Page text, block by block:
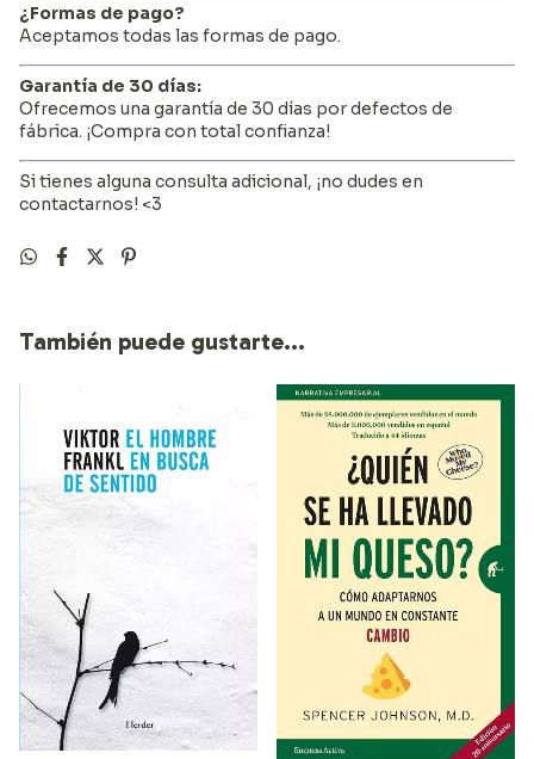
¿Formas de pago?
Aceptamos todas las formas de pago.
Garantía de 30 días:
Ofrecemos una garantía de 30 días por defectos de
fábrica. ¡Compra con total confianza!
Si tienes alguna consulta adicional, ¡no dudes en
contactarnos! <3
También puede gustarte...